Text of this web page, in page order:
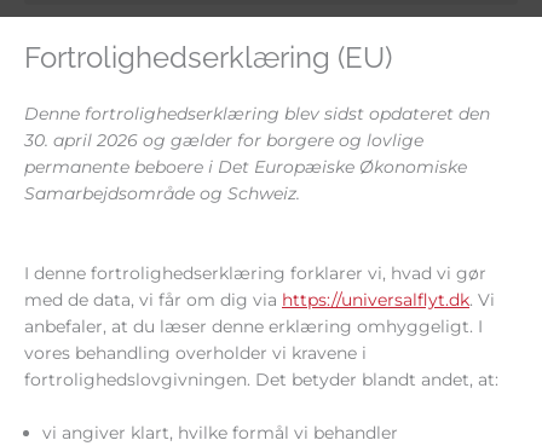
Fortrolighedserklæring (EU)
Denne fortrolighedserklæring blev sidst opdateret den
30. april 2026 og gælder for borgere og lovlige
permanente beboere i Det Europæiske Økonomiske
Samarbejdsområde og Schweiz.
I denne fortrolighedserklæring forklarer vi, hvad vi gør
med de data, vi får om dig via https://universalflyt.dk. Vi
anbefaler, at du læser denne erklæring omhyggeligt. I
vores behandling overholder vi kravene i
fortrolighedslovgivningen. Det betyder blandt andet, at:
vi angiver klart, hvilke formål vi behandler